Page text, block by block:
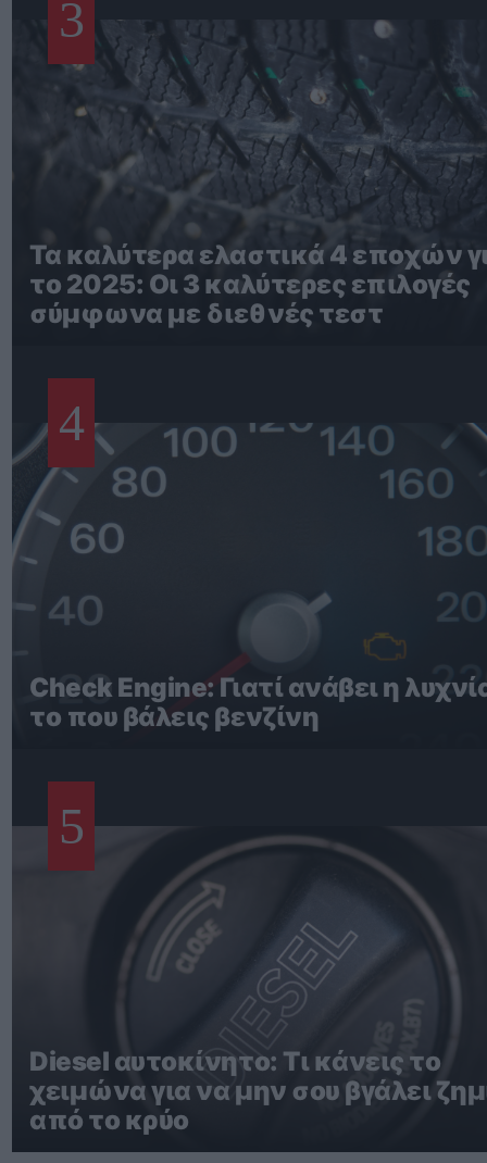
3
Τα καλύτερα ελαστικά 4 εποχών
το 2025: Οι 3 καλύτερες επιλογές
σύμφωνα με διεθνές τεστ
4
Check Engine: Γιατί ανάβει η
το που βάλεις βενζίνη
5
Diesel αυτοκίνητο: Τι κάνεις το
χειμώνα για να μην σου βγάλει
από το κρύο